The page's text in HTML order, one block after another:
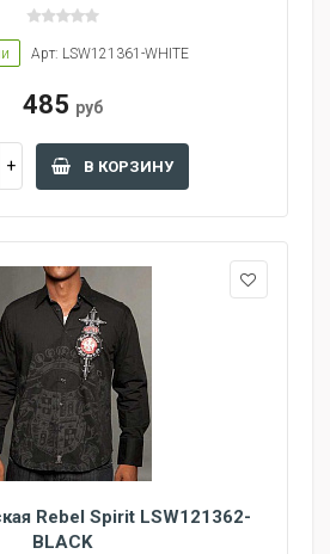
Арт: LSW121361-WHITE
485 руб
В КОРЗИНУ
Rebel Spirit LSW121362-
BLACK